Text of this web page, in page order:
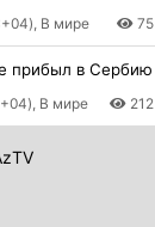
В мире 75
прибыл в Сербию
В мире 212